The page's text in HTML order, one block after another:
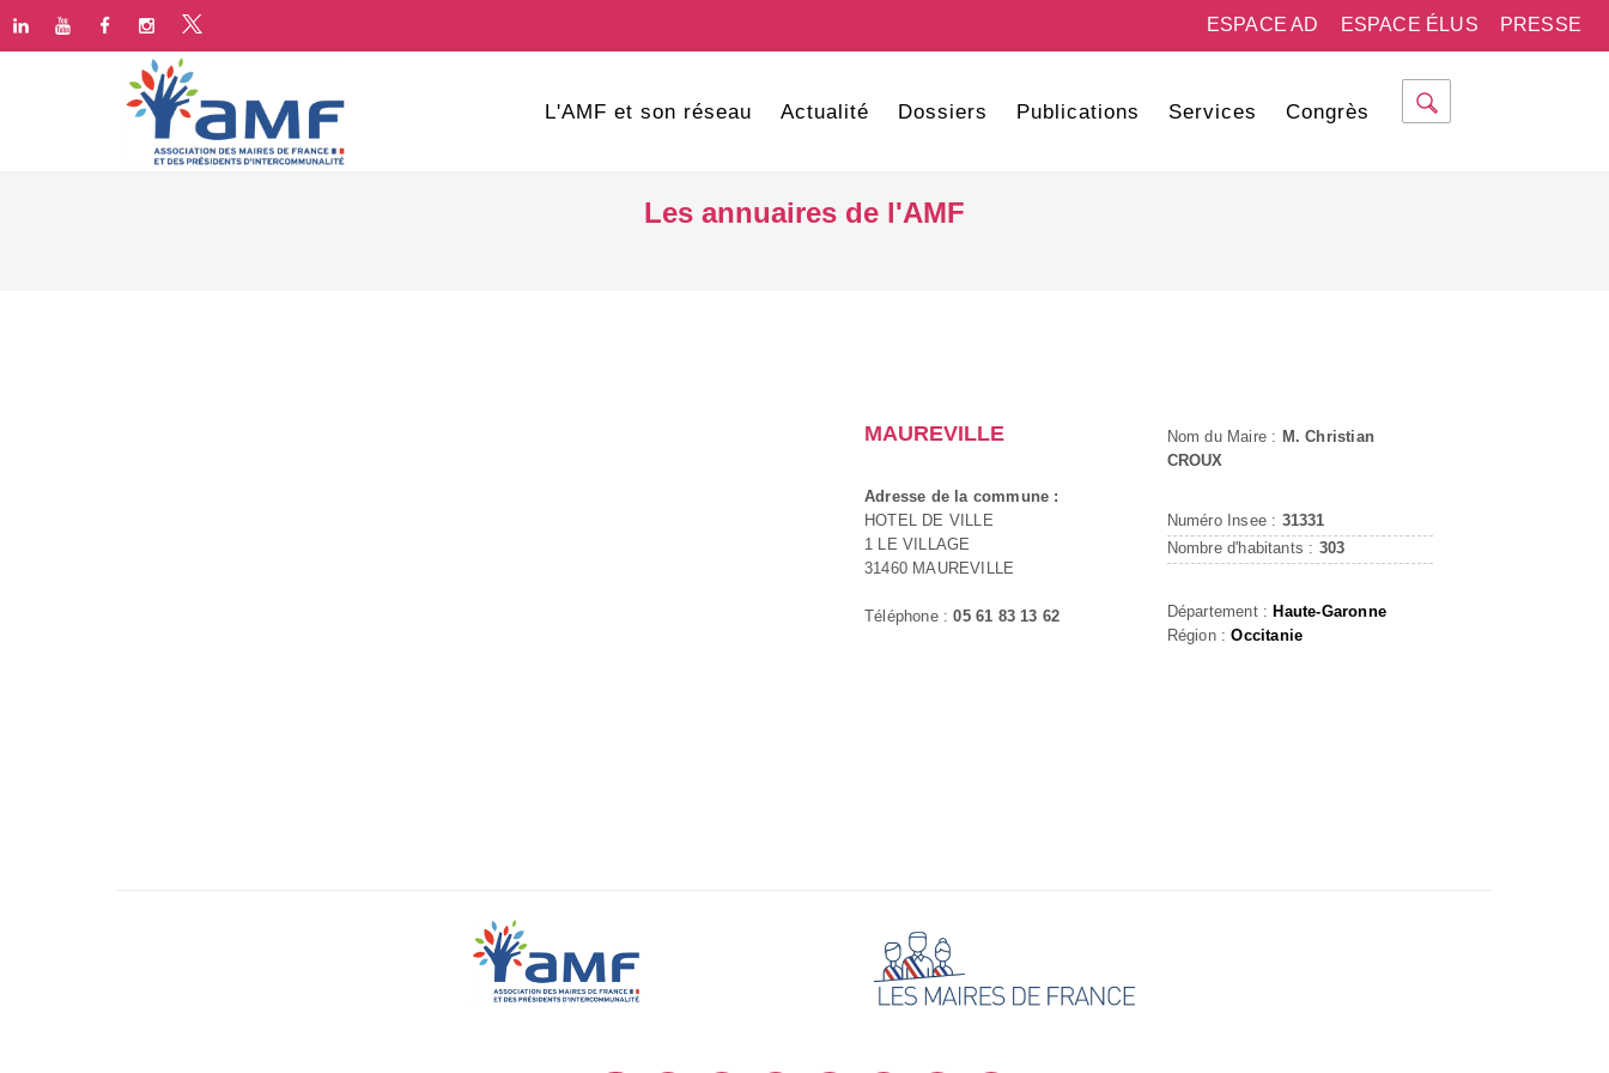
PRESSE
ESPACE ÉLUS
ESPACE AD
L'AMF et son réseau Actualité Dossiers Publications Services Congrès
Les annuaires de l'AMF
MAUREVILLE
Adresse de la commune :
HOTEL DE VILLE
1 LE VILLAGE
31460 MAUREVILLE
Téléphone :05 61 83 13 62
Nom du Maire : M. Christian
CROUX
Numéro Insee : 31331
Nombre d'habitants : 303
Département : Haute-Garonne
Région :Occitanie